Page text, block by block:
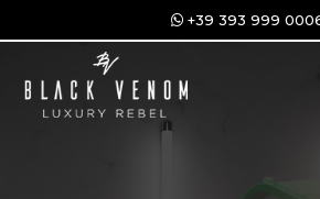
+39 393 999